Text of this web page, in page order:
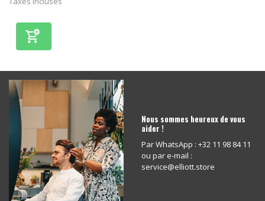
Nous sommes heureux de vous
aider !
Par WhatsApp : +32 11 98 84 11
ou par e-mail :
service@elliott.store